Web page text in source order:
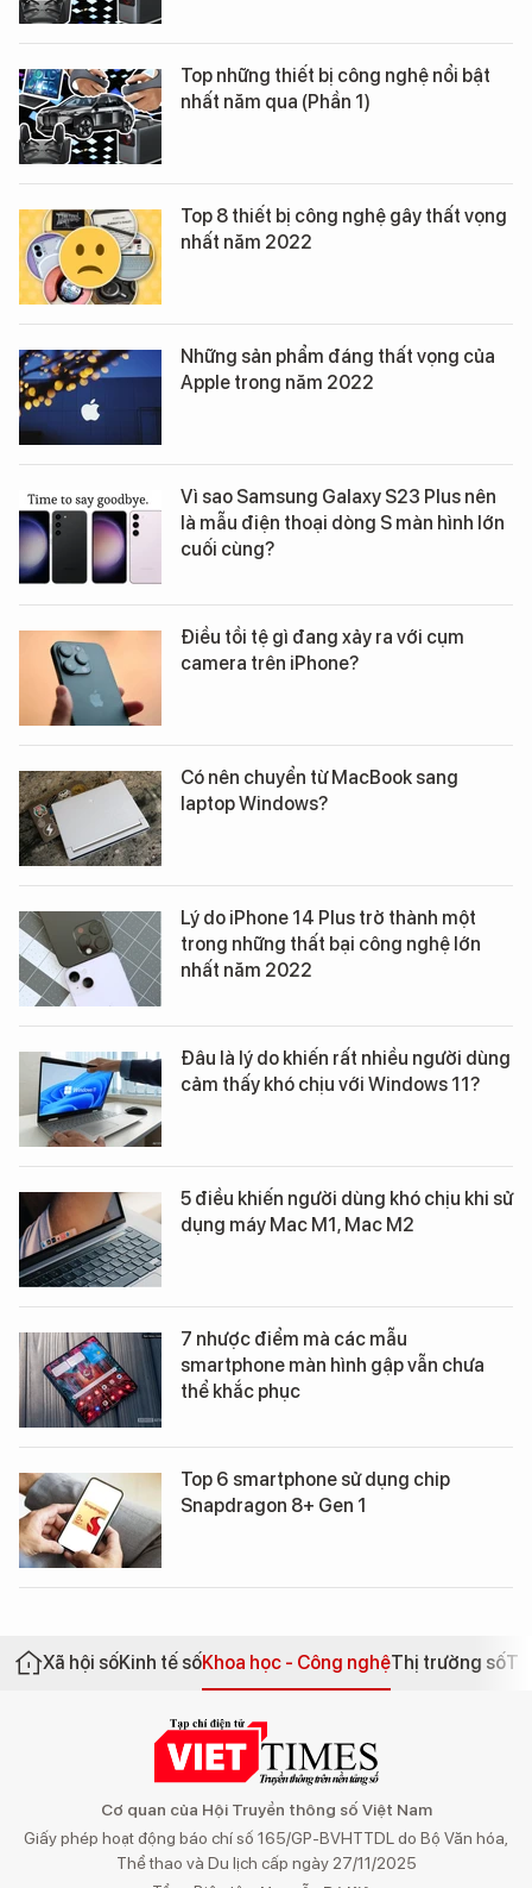
Top những thiết bị công nghệ nổi bật
nhất năm qua (Phần 1)
Top 8 thiết bị công nghệ gây thất vọng
nhất năm 2022
Những sản phẩm đáng thất vọng của
Apple trong năm 2022
Vì sao Samsung Galaxy S23 Plus nên
là mẫu điện thoại dòng S màn hình lớn
cuối cùng?
Điều tồi tệ gì đang xảy ra với cụm
camera trên iPhone?
Có nên chuyển từ MacBook sang
laptop Windows?
Lý do iPhone 14 Plus trở thành một
trong những thất bại công nghệ lớn
nhất năm 2022
Đâu là lý do khiến rất nhiều người dùng
cảm thấy khó chịu với Windows 11?
5 điều khiến người dùng khó chịu khi sử
dụng máy Mac M1, Mac M2
7 nhược điểm mà các mẫu
smartphone màn hình gập vẫn chưa
thể khắc phục
Top 6 smartphone sử dụng chip
Snapdragon 8+ Gen 1
Xã hội sốKinh tế sốKhoa học - Công nghệThị trường số
Cơ quan của Hội Truyền thông số Việt Nam
Giấy phép hoạt động báo chí số 165/GP-BVHTTDL do Bộ Văn hóa,
Thể thao và Du lịch cấp ngày 27/11/2025